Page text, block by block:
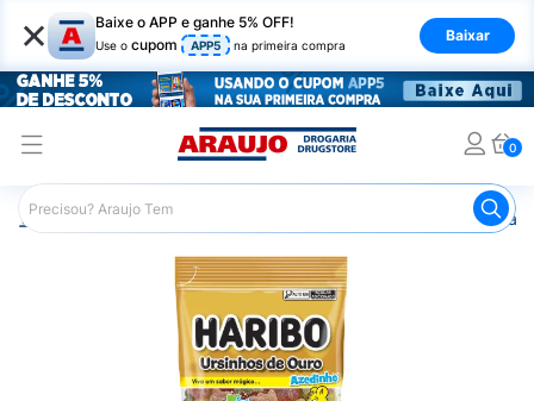
× Baixe o APP e ganhe 5% OFF!
Use o cupom APP5 na primeira compra
Baixar
0
Araujo Mercado